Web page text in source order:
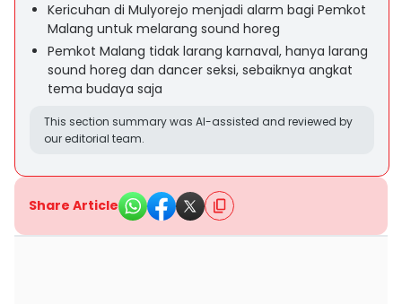
Kericuhan di Mulyorejo menjadi alarm bagi Pemkot
Malang untuk melarang sound horeg
Pemkot Malang tidak larang karnaval, hanya larang
sound horeg dan dancer seksi, sebaiknya angkat
tema budaya saja
This section summary was AI-assisted and reviewed by
our editorial team.
Share Article